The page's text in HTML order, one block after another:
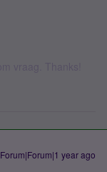
Forum|Forum|1 year ago